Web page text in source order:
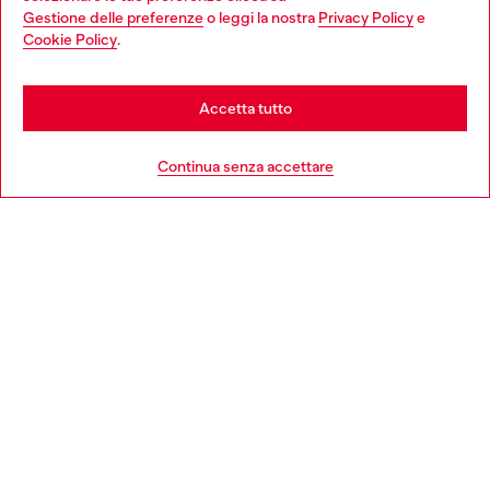
Gestione delle preferenzeo leggi la nostra Privacy Policye
Cookie Policy.
Continua senza accettare
Accetta tutto
You are currently browsing Italia website, but it seems you may
be based in United States